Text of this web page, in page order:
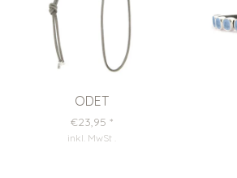
ODET
€23,95 *
inkl. MwSt